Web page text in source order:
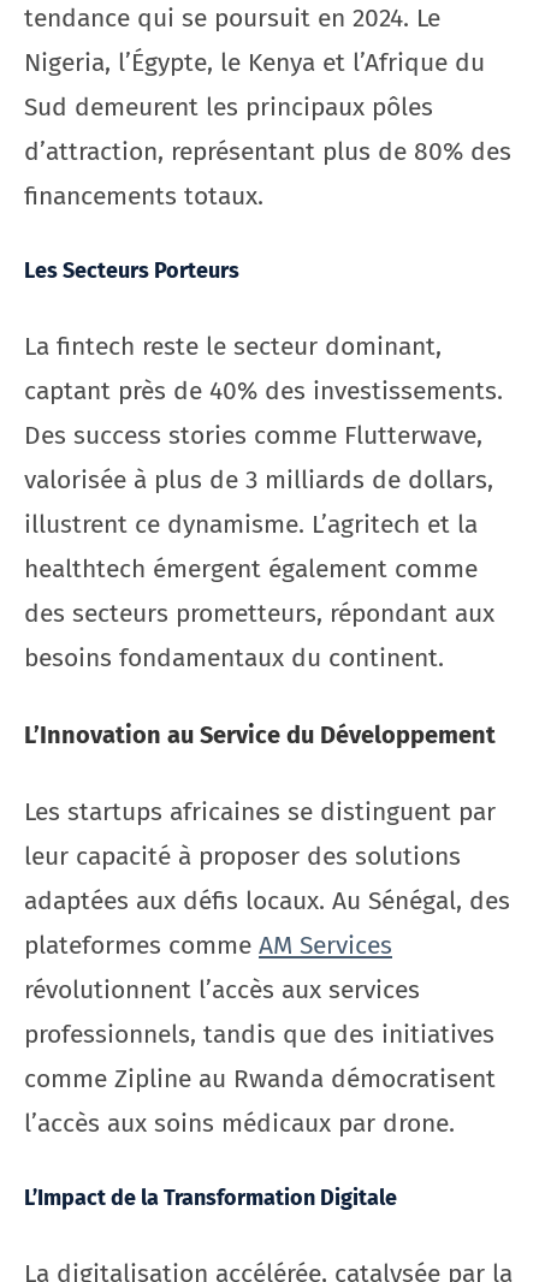
tendance qui se poursuit en 2024. Le
Nigeria, l’Égypte, le Kenya et l’Afrique du
Sud demeurent les principaux pôles
d’attraction, représentant plus de 80% des
financements totaux.
Les Secteurs Porteurs
La fintech reste le secteur dominant,
captant près de 40% des investissements.
Des success stories comme Flutterwave,
valorisée à plus de 3 milliards de dollars,
illustrent ce dynamisme. L’agritech et la
healthtech émergent également comme
des secteurs prometteurs, répondant aux
besoins fondamentaux du continent.
L’Innovation au Service du Développement
Les startups africaines se distinguent par
leur capacité à proposer des solutions
adaptées aux défis locaux. Au Sénégal, des
plateformes comme AM Services
révolutionnent l’accès aux services
professionnels, tandis que des initiatives
comme Zipline au Rwanda démocratisent
l’accès aux soins médicaux par drone.
L’Impact de la Transformation Digitale
La digitalisation accélérée, catalysée par la